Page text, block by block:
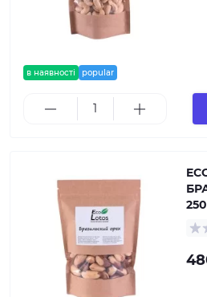
в наявності popular